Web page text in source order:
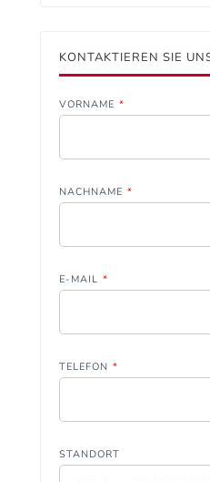
KONTAKTIEREN SIE
VORNAME *
NACHNAME *
E-MAIL *
TELEFON *
STANDORT